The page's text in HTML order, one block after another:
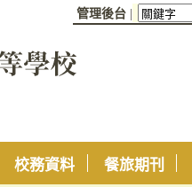
管理後台
校務資料 餐旅期刊